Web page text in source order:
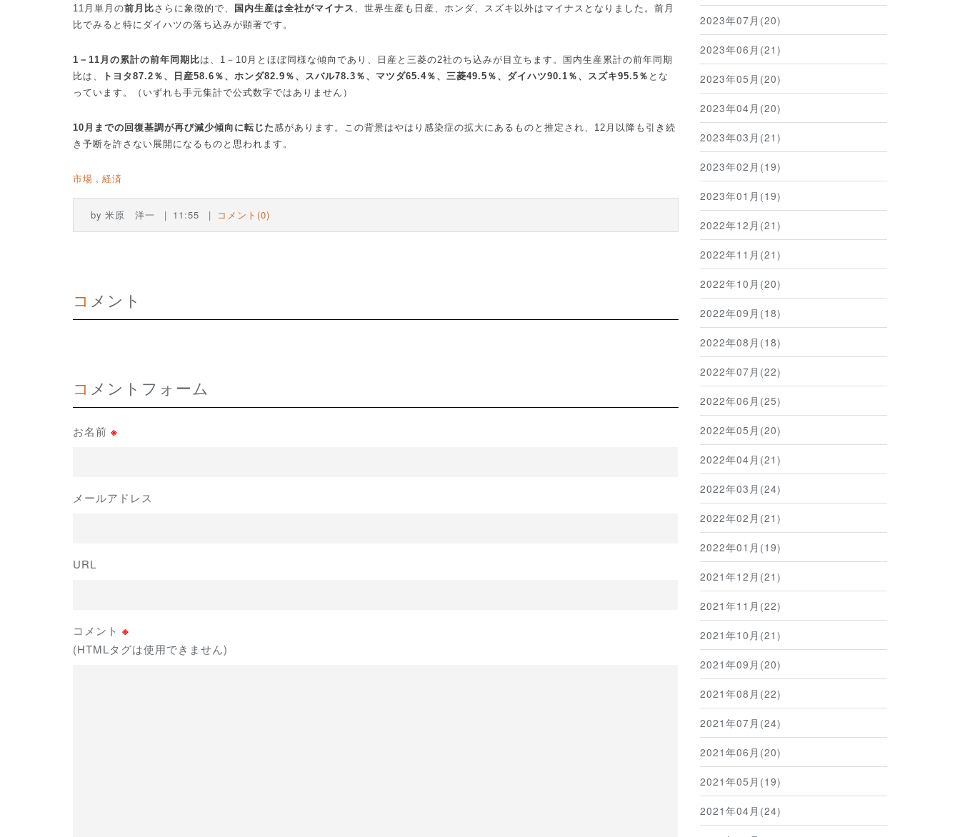
11 月単月の前月比さらに象徴的で、 国内生産は全社がマイナス
、世界生産も日産、ホンダ、スズキ以外はマイナスとなりました。前月
比でみると特にダイハツの落ち込みが顕著です。
1 － 11 月の累計の前年同期比は、 1 － 10 月とほぼ同様な傾向であり、日産と三菱の2社のち込みが目立ちます。国内生産累計の前年同期
比は、
トヨタ87.2 ％、日産58.6 ％、ホンダ82.9 ％、スバル78.3 ％、マツダ65.4％、三菱49.5 ％、ダイハツ90.1 ％、スズキ95.5 ％ とな
っています。（いずれも手元集計で公式数字ではありません）
10 月までの回復基調が再び減少傾向に転じた感があります。この背景はやはり感染症の拡大にあるものと推定され、 12 月以降も引き続
き予断を許さない展開になるものと思われます。
市場 経済
by 米原 洋一 11:55 コメント(0)
コメント
コメントフォーム
お名前 ※
メールアドレス
URL
コメント ※
(HTMLタグは使用できません)
2023年07月(20)
2023年06月(21)
2023年05月(20)
2023年04月(20)
2023年03月(21)
2023年02月(19)
2023年01月(19)
2022年12月(21)
2022年11月(21)
2022年10月(20)
2022年09月(18)
2022年08月(18)
2022年07月(22)
2022年06月(25)
2022年05月(20)
2022年04月(21)
2022年03月(24)
2022年02月(21)
2022年01月(19)
2021年12月(21)
2021年11月(22)
2021年10月(21)
2021年09月(20)
2021年08月(22)
2021年07月(24)
2021年06月(20)
2021年05月(19)
2021年04月(24)